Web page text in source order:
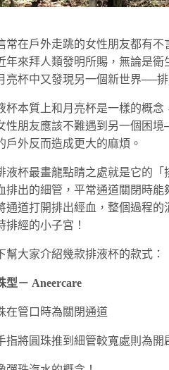
常在戶外走跳的女性朋友都有
年來拜人類發明所賜，無論是
亮杯中又發現另一個新世界──
杯本質上和月亮杯是一樣的概
性朋友應該不難遇到另一個困
戶外反而造成更大的麻煩。
液杯最畫龍點睛之處就是它的
排出的細管，平常通道關閉時
通道打開排出經血，整個過程
排經的小子宮！
幫大家介紹幾款排液杯的款式：
型－ Aneercare
在管口時為關閉通道
指將圓珠推到細管較寬處則為開